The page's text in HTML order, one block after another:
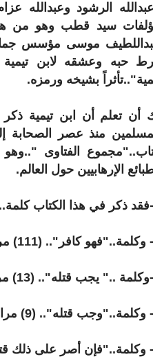
الرشود وعبدالله
سيد قطب وهو من هو
موسى مؤسس
حبه وعشقه لابن
بشيخه ورمزه.
أن تعلم أن ابن تيمية
منذ عصر
الفتاوى "..وهو
الإرهابيين حول العالم.